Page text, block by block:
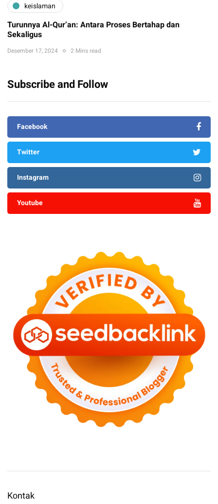
keislaman
Turunnya Al-Qur’an: Antara Proses Bertahap dan
Sekaligus
Desember 17, 2024 2 Mins read
Subscribe and Follow
Facebook
Twitter
Instagram
Youtube
Kontak